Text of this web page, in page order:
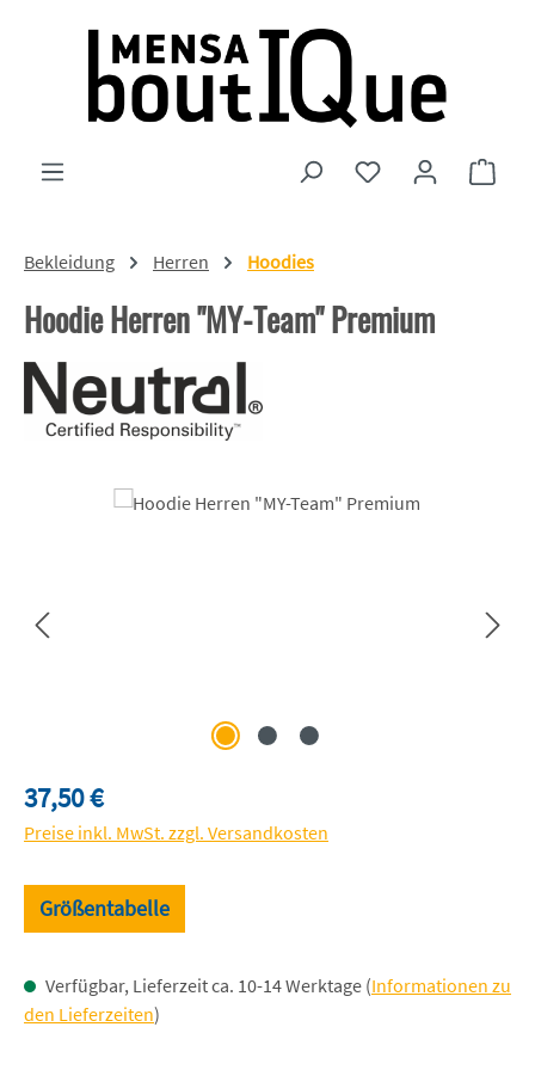
Zum Hauptinhalt springen
Du hast 0
Bekleidung Herren Hoodies
Hoodie Herren "MY-Team" Premium
Bildergalerie überspringen
Regulärer Preis:
37,50 €
Preise inkl. MwSt. zzgl. Versandkosten
Größentabelle
Verfügbar, Lieferzeit ca. 10-14 Werktage (Informationen zu
den Lieferzeiten)